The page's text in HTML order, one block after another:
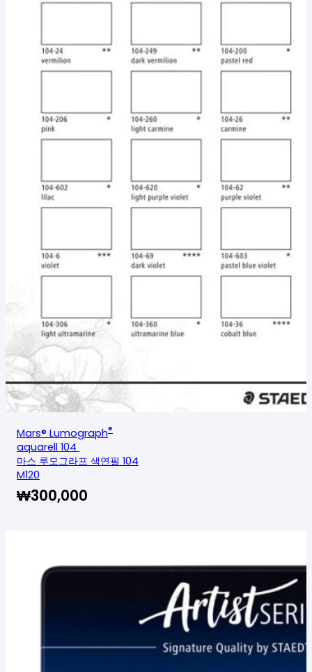
Mars® Lumograph®
aquarell 104
마스 루모그라프 색연필 104
M120
₩300,000